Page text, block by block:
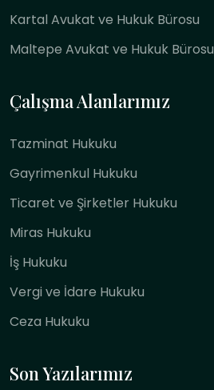
Kartal Avukat ve Hukuk Bürosu
Maltepe Avukat ve Hukuk Bürosu
Çalışma Alanlarımız
Tazminat Hukuku
Gayrimenkul Hukuku
Ticaret ve Şirketler Hukuku
Miras Hukuku
İş Hukuku
Vergi ve İdare Hukuku
Ceza Hukuku
Son Yazılarımız